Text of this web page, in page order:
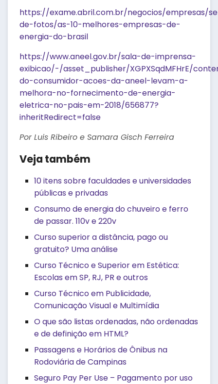
https://exame.abril.com.br/negocios/empresas/
de-fotos/as-10-melhores-empresas-de-
energia-do-brasil
https://www.aneel.gov.br/sala-de-imprensa-
exibicao/-/asset_publisher/XGPXSqdMFHrE/
do-consumidor-acoes-da-aneel-levam-a-
melhora-no-fornecimento-de-energia-
eletrica-no-pais-em-2018/656877?
inheritRedirect=false
Por Luis Ribeiro e Samara Gisch Ferreira
Veja também
10 itens sobre faculdades e universidades
públicas e privadas
Consumo de energia do chuveiro e ferro
de passar. 110v e 220v
Curso superior a distância, pago ou
gratuito? Uma análise
Curso Técnico e Superior em Estética:
Escolas em SP, RJ, PR e outros
Curso Técnico em Publicidade,
Comunicação Visual e Multimídia
O que são listas ordenadas, não ordenadas
e de definição em HTML?
Passagens e Horários de Ônibus na
Rodoviária de Campinas
Seguro Pay Per Use – Pagamento por uso